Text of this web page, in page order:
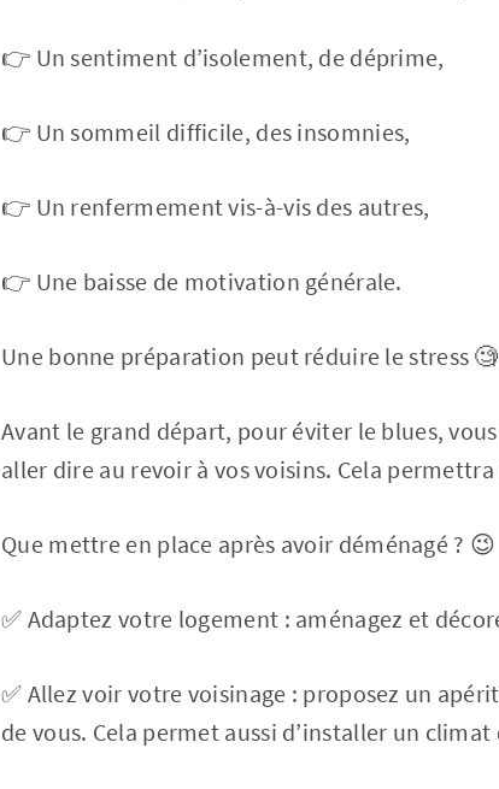
👉 Un sentiment d’isolement, de déprime,
👉 Un sommeil difficile, des insomnies,
👉 Un renfermement vis-à-vis des autres,
👉 Une baisse de motivation générale.
Une bonne préparation peut réduire le stress 🧐
Avant le grand départ, pour éviter le blues,
aller dire au revoir à vos voisins. Cela
Que mettre en place après avoir déménagé ? 😉
✅ Adaptez votre logement : aménagez et
✅ Allez voir votre voisinage : proposez un
de vous. Cela permet aussi d’installer un climat